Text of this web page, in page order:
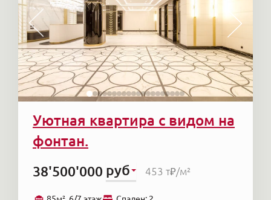
Уютная квартира с видом на
фонтан.
38'500'000 руб 453 т₽/м²